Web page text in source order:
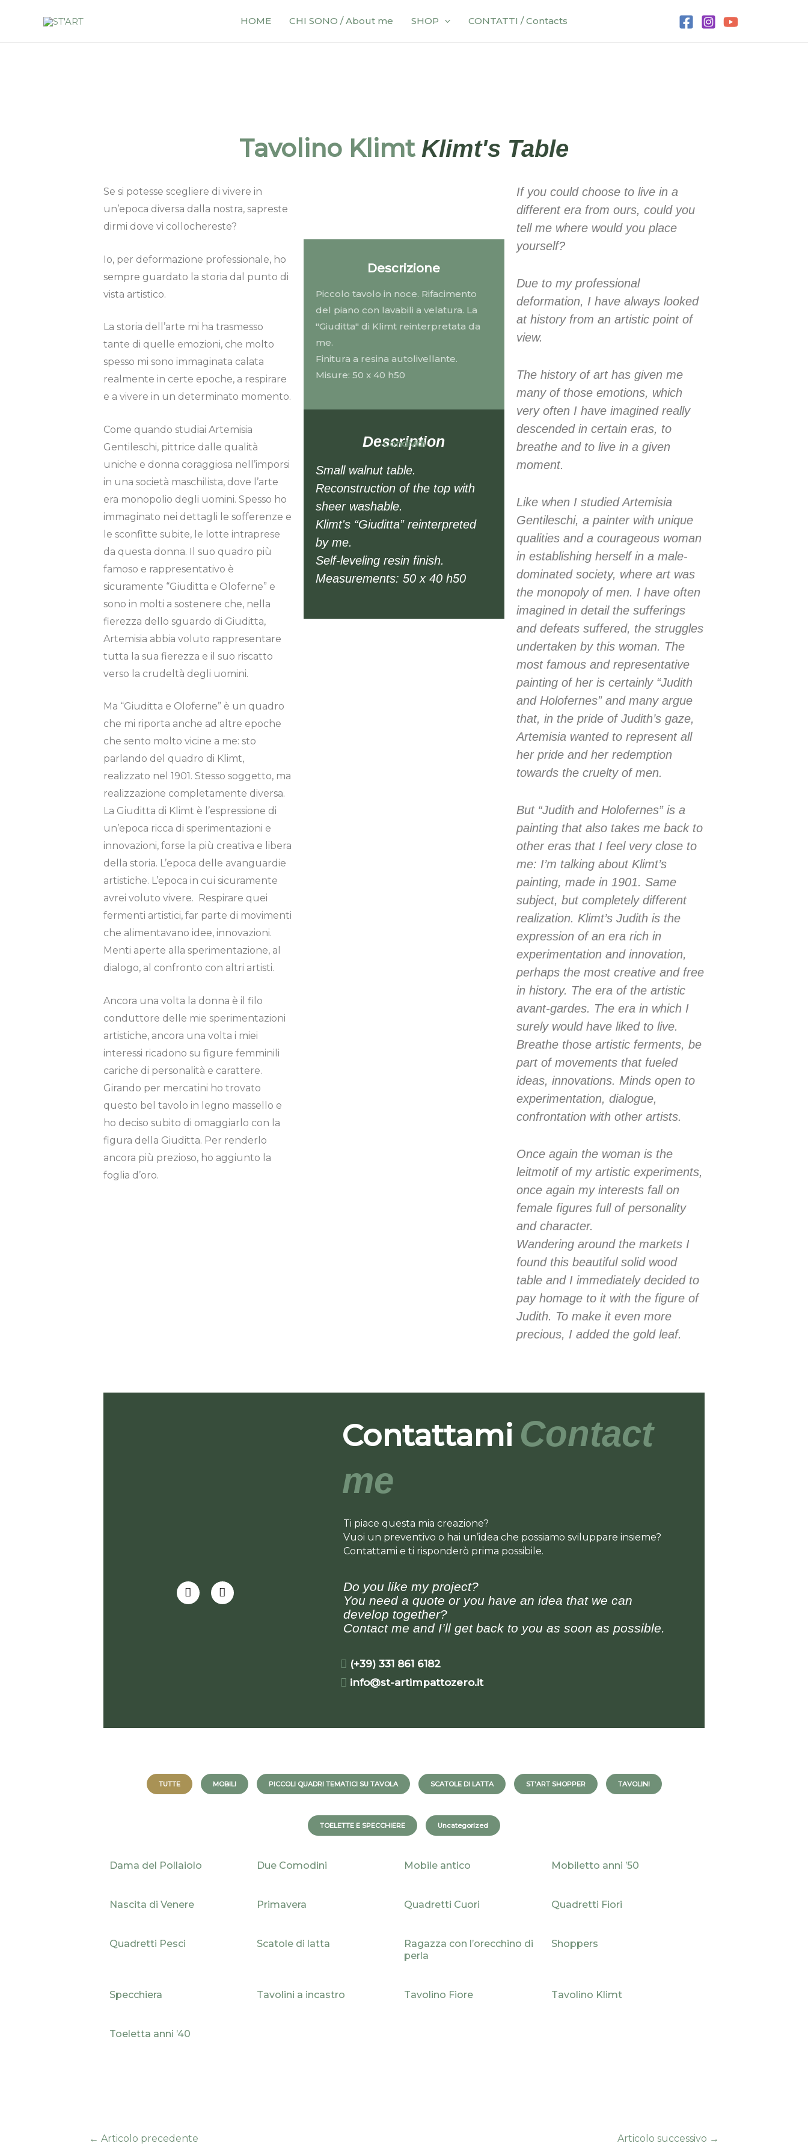
HOME CHI SONO / About me SHOP CONTATTI / Contacts
Tavolino Klimt Klimt's Table
Se si potesse scegliere di vivere in
un’epoca diversa dalla nostra, sapreste
dirmi dove vi collochereste?
Io, per deformazione professionale, ho
sempre guardato la storia dal punto di
vista artistico.
La storia dell’arte mi ha trasmesso
tante di quelle emozioni, che molto
spesso mi sono immaginata calata
realmente in certe epoche, a respirare
e a vivere in un determinato momento.
Come quando studiai Artemisia
Gentileschi, pittrice dalle qualità
uniche e donna coraggiosa nell’imporsi
in una società maschilista, dove l’arte
era monopolio degli uomini. Spesso ho
immaginato nei dettagli le sofferenze e
le sconfitte subite, le lotte intraprese
da questa donna. Il suo quadro più
famoso e rappresentativo è
sicuramente “Giuditta e Oloferne” e
sono in molti a sostenere che, nella
fierezza dello sguardo di Giuditta,
Artemisia abbia voluto rappresentare
tutta la sua fierezza e il suo riscatto
verso la crudeltà degli uomini.
Ma “Giuditta e Oloferne” è un quadro
che mi riporta anche ad altre epoche
che sento molto vicine a me: sto
parlando del quadro di Klimt,
realizzato nel 1901. Stesso soggetto, ma
realizzazione completamente diversa.
La Giuditta di Klimt è l’espressione di
un’epoca ricca di sperimentazioni e
innovazioni, forse la più creativa e libera
della storia. L’epoca delle avanguardie
artistiche. L’epoca in cui sicuramente
avrei voluto vivere. Respirare quei
fermenti artistici, far parte di movimenti
che alimentavano idee, innovazioni.
Menti aperte alla sperimentazione, al
dialogo, al confronto con altri artisti.
Ancora una volta la donna è il filo
conduttore delle mie sperimentazioni
artistiche, ancora una volta i miei
interessi ricadono su figure femminili
cariche di personalità e carattere.
Girando per mercatini ho trovato
questo bel tavolo in legno massello e
ho deciso subito di omaggiarlo con la
figura della Giuditta. Per renderlo
ancora più prezioso, ho aggiunto la
foglia d’oro.
Descrizione
Piccolo tavolo in noce. Rifacimento
del piano con lavabili a velatura. La
"Giuditta" di Klimt reinterpretata da
me.
Finitura a resina autolivellante.
Misure: 50 x 40 h50
Description
Small walnut table.
Reconstruction of the top with
sheer washable.
Klimt's “Giuditta” reinterpreted
by me.
Self-leveling resin finish.
Measurements: 50 x 40 h50
Condividi
If you could choose to live in a
different era from ours, could you
tell me where would you place
yourself?
Due to my professional
deformation, I have always looked
at history from an artistic point of
view.
The history of art has given me
many of those emotions, which
very often I have imagined really
descended in certain eras, to
breathe and to live in a given
moment.
Like when I studied Artemisia
Gentileschi, a painter with unique
qualities and a courageous woman
in establishing herself in a male-
dominated society, where art was
the monopoly of men. I have often
imagined in detail the sufferings
and defeats suffered, the struggles
undertaken by this woman. The
most famous and representative
painting of her is certainly “Judith
and Holofernes” and many argue
that, in the pride of Judith’s gaze,
Artemisia wanted to represent all
her pride and her redemption
towards the cruelty of men.
But “Judith and Holofernes” is a
painting that also takes me back to
other eras that I feel very close to
me: I’m talking about Klimt’s
painting, made in 1901. Same
subject, but completely different
realization. Klimt’s Judith is the
expression of an era rich in
experimentation and innovation,
perhaps the most creative and free
in history. The era of the artistic
avant-gardes. The era in which I
surely would have liked to live.
Breathe those artistic ferments, be
part of movements that fueled
ideas, innovations. Minds open to
experimentation, dialogue,
confrontation with other artists.
Once again the woman is the
leitmotif of my artistic experiments,
once again my interests fall on
female figures full of personality
and character.
Wandering around the markets I
found this beautiful solid wood
table and I immediately decided to
pay homage to it with the figure of
Judith. To make it even more
precious, I added the gold leaf.
Contattami Contact
me
Ti piace questa mia creazione?
Vuoi un preventivo o hai un’idea che possiamo sviluppare insieme?
Contattami e ti risponderò prima possibile.
Do you like my project?
You need a quote or you have an idea that we can
develop together?
Contact me and I’ll get back to you as soon as possible.
(+39) 331 861 6182
info@st-artimpattozero.it
TUTTE MOBILI PICCOLI QUADRI TEMATICI SU TAVOLA SCATOLE DI LATTA ST'ART SHOPPER TAVOLINI
TOELETTE E SPECCHIERE Uncategorized
Dama del Pollaiolo Due Comodini Mobile antico Mobiletto anni ’50
Nascita di Venere Primavera Quadretti Cuori Quadretti Fiori
Quadretti Pesci Scatole di latta
Ragazza con l’orecchino di
perla
Shoppers
Specchiera Tavolini a incastro Tavolino Fiore Tavolino Klimt
Toeletta anni ’40
← Articolo precedente Articolo successivo →